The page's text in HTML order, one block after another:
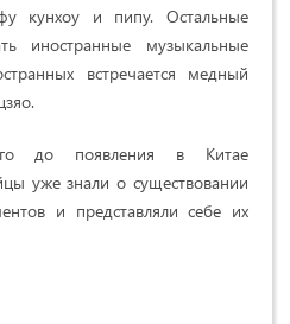
кунхоу и пипу. Остальные
иностранные музыкальные
встречается медный
до появления в Китае
уже знали о существовании
и представляли себе их